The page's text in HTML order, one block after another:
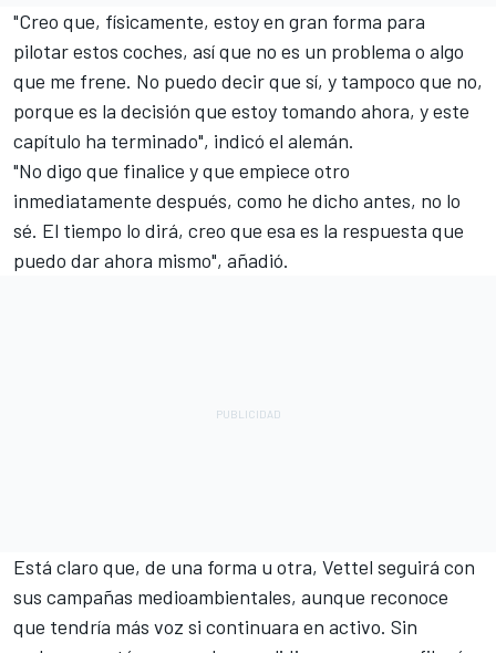
"Creo que, físicamente, estoy en gran forma para
pilotar estos coches, así que no es un problema o algo
que me frene. No puedo decir que sí, y tampoco que no,
porque es la decisión que estoy tomando ahora, y este
capítulo ha terminado", indicó el alemán.
"No digo que finalice y que empiece otro
inmediatamente después, como he dicho antes, no lo
sé. El tiempo lo dirá, creo que esa es la respuesta que
puedo dar ahora mismo", añadió.
Está claro que, de una forma u otra, Vettel seguirá con
sus campañas medioambientales, aunque reconoce
que tendría más voz si continuara en activo. Sin